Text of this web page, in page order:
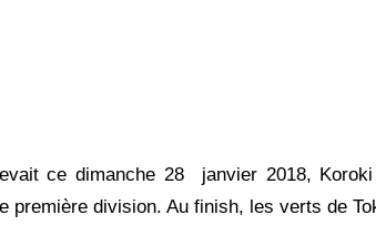
ce dimanche 28 janvier 2018,
première division. Au finish, les verts de